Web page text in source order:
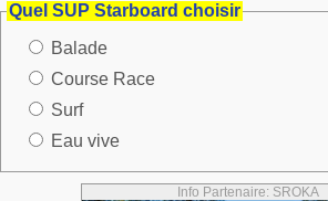
Quel SUP Starboard choisir
Balade
Course Race
Surf
Eau vive
Info Partenaire: SROKA